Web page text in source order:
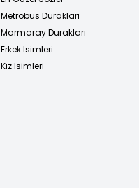
Metrobüs Durakları
Marmaray Durakları
Erkek İsimleri
Kız İsimleri